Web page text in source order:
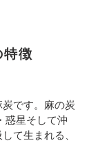
徴
です。麻の炭
惑星そして沖
て生まれる、